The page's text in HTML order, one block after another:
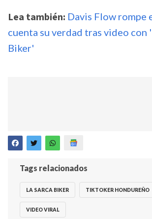
Lea también: Davis Flow rompe
cuenta su verdad tras video con
Biker'
Tags relacionados
LA SARCA BIKER TIKTOKER HONDUREÑO
VIDEO VIRAL